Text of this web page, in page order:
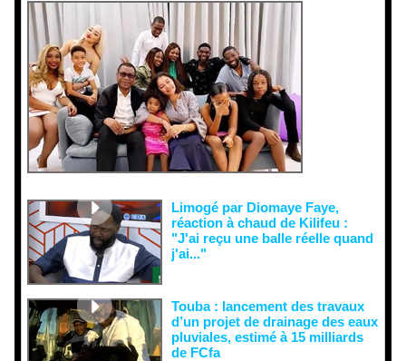
Limogé par Diomaye Faye,
réaction à chaud de Kilifeu :
"J'ai reçu une balle réelle quand
j'ai..."
Touba : lancement des travaux
d’un projet de drainage des eaux
pluviales, estimé à 15 milliards
de FCfa ‎